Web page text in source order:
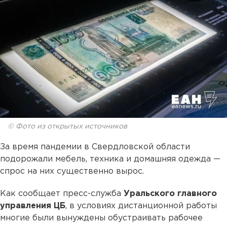
© Фото из открытых источников
За время пандемии в Свердловской области
подорожали мебель, техника и домашняя одежда —
спрос на них существенно вырос.
Как сообщает пресс-служба Уральского главного
управления ЦБ, в условиях дистанционной работы
многие были вынуждены обустраивать рабочее